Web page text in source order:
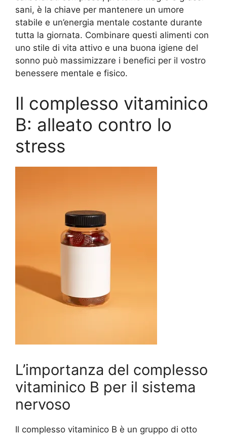
sani, è la chiave per mantenere un umore
stabile e un’energia mentale costante durante
tutta la giornata. Combinare questi alimenti con
uno stile di vita attivo e una buona igiene del
sonno può massimizzare i benefici per il vostro
benessere mentale e fisico.
Il complesso vitaminico
B: alleato contro lo
stress
L’importanza del complesso
vitaminico B per il sistema
nervoso
Il complesso vitaminico B è un gruppo di otto